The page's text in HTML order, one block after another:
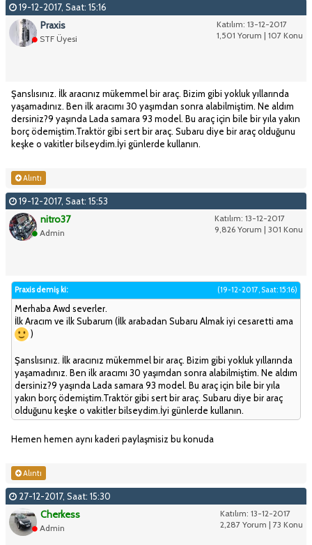
19-12-2017, Saat: 15:16
Katılım: 13-12-2017
1,501 Yorum | 107 Konu
Praxis
STF Üyesi
Şanslısınız. İlk aracınız mükemmel bir araç. Bizim gibi yokluk yıllarında
yaşamadınız. Ben ilk aracımı 30 yaşımdan sonra alabilmiştim. Ne aldım
dersiniz?9 yaşında Lada samara 93 model. Bu araç için bile bir yıla yakın
borç ödemiştim.Traktör gibi sert bir araç. Subaru diye bir araç olduğunu
keşke o vakitler bilseydim.İyi günlerde kullanın.
Alıntı
19-12-2017, Saat: 15:53
Katılım: 13-12-2017
9,826 Yorum | 301 Konu
nitro37
Admin
(19-12-2017, Saat: 15:16)
Praxis demiş ki:
Merhaba Awd severler.
İlk Aracım ve ilk Subarum (İlk arabadan Subaru Almak iyi cesaretti ama
)
Şanslısınız. İlk aracınız mükemmel bir araç. Bizim gibi yokluk yıllarında
yaşamadınız. Ben ilk aracımı 30 yaşımdan sonra alabilmiştim. Ne aldım
dersiniz?9 yaşında Lada samara 93 model. Bu araç için bile bir yıla
yakın borç ödemiştim.Traktör gibi sert bir araç. Subaru diye bir araç
olduğunu keşke o vakitler bilseydim.İyi günlerde kullanın.
Hemen hemen aynı kaderi paylaşmisiz bu konuda
Alıntı
27-12-2017, Saat: 15:30
Katılım: 13-12-2017
2,287 Yorum | 73 Konu
Cherkess
Admin